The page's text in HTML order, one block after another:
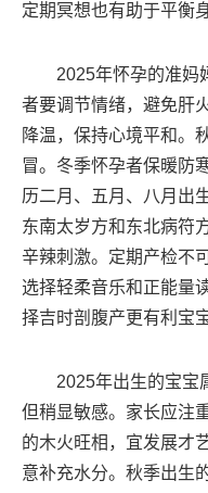
定期冥想也有助于平衡
2025年怀孕的准妈
者要调节情绪，避免肝
降温，保持心境平和。
冒。冬季怀孕者保暖防
历二月、五月、八月出
东南太岁方和东北病符
辛辣刺激。定期产检不
选择轻柔音乐和正能量
择吉时剖腹产更有利宝
2025年出生的宝宝
但稍显敏感。家长应注
的木火旺相，宜发展才
意补充水分。秋季出生